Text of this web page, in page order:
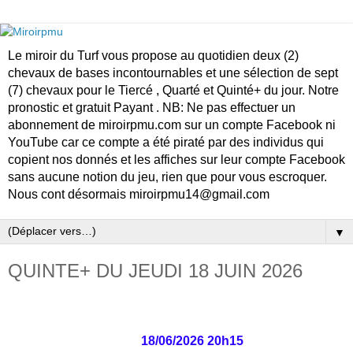
Le miroir du Turf vous propose au quotidien deux (2)
chevaux de bases incontournables et une sélection de sept
(7) chevaux pour le Tiercé , Quarté et Quinté+ du jour. Notre
pronostic et gratuit Payant . NB: Ne pas effectuer un
abonnement de miroirpmu.com sur un compte Facebook ni
YouTube car ce compte a été piraté par des individus qui
copient nos donnés et les affiches sur leur compte Facebook
sans aucune notion du jeu, rien que pour vous escroquer.
Nous cont désormais miroirpmu14@gmail.com
▼
QUINTE+ DU JEUDI 18 JUIN 2026
18/06/2026 20h15